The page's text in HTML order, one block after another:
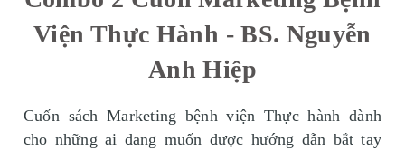
Viện Thực Hành - BS. Nguyễn
Anh Hiệp
Cuốn sách Marketing bệnh viện Thực hành dành
cho những ai đang muốn được hướng dẫn bắt tay